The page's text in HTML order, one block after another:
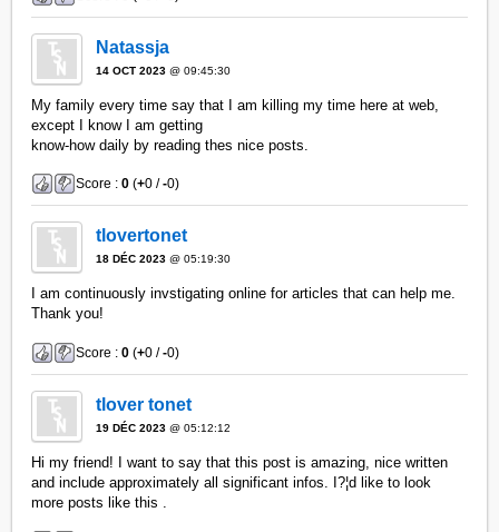
Natassja
14 OCT 2023 @ 09:45:30
My family every time say that I am killing my time here at web,
except I know I am getting
know-how daily by reading thes nice posts.
Score :0 (+0 /-0)
tlovertonet
18 DÉC 2023 @ 05:19:30
I am continuously invstigating online for articles that can help me.
Thank you!
Score :0 (+0 /-0)
tlover tonet
19 DÉC 2023 @ 05:12:12
Hi my friend! I want to say that this post is amazing, nice written
and include approximately all significant infos. I?¦d like to look
more posts like this .